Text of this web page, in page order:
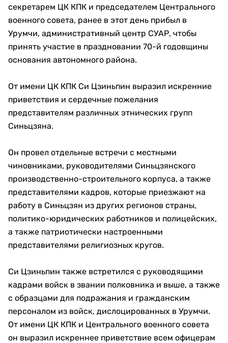
секретарем ЦК КПК и председателем Центрального
военного совета, ранее в этот день прибыл в
Урумчи, административный центр СУАР, чтобы
принять участие в праздновании 70-й годовщины
основания автономного района.
От имени ЦК КПК Си Цзиньпин выразил искренние
приветствия и сердечные пожелания
представителям различных этнических групп
Синьцзяна.
Он провел отдельные встречи с местными
чиновниками, руководителями Синьцзянского
производственно-строительного корпуса, а также
представителями кадров, которые приезжают на
работу в Синьцзян из других регионов страны,
политико-юридических работников и полицейских,
а также патриотически настроенными
представителями религиозных кругов.
Си Цзиньпин также встретился с руководящими
кадрами войск в звании полковника и выше, а также
с образцами для подражания и гражданским
персоналом из войск, дислоцированных в Урумчи.
От имени ЦК КПК и Центрального военного совета
он выразил искреннее приветствие всем офицерам